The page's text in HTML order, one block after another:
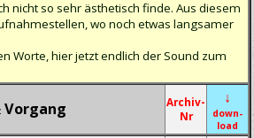
nicht so sehr ästhetisch finde. Aus diesem
wo noch etwas langsamer
Worte, hier jetzt endlich der Sound zum
Vorgang
Archiv-
Nr
↓
down-
load